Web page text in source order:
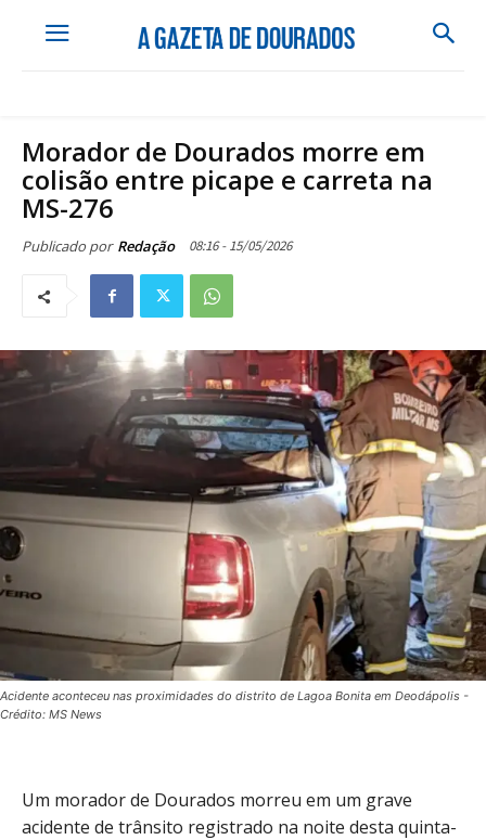
Morador de Dourados morre em
colisão entre picape e carreta na
MS-276
Publicado por Redação 08:16 - 15/05/2026
Acidente aconteceu nas proximidades do distrito de Lagoa Bonita em Deodápolis -
Crédito: MS News
Um morador de Dourados morreu em um grave
acidente de trânsito registrado na noite desta quinta-